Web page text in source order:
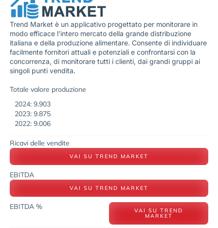
Trend Market è un applicativo progettato per monitorare in
modo efficace l’intero mercato della grande distribuzione
italiana e della produzione alimentare. Consente di individuare
facilmente fornitori attuali e potenziali e confrontarsi con la
concorrenza, di monitorare tutti i clienti, dai grandi gruppi ai
singoli punti vendita.
Totale valore produzione
2024: 9.903
2023: 9.875
2022: 9.006
Ricavi delle vendite
VAI SU TREND MARKET
EBITDA
VAI SU TREND MARKET
EBITDA % VAI SU TREND
MARKET